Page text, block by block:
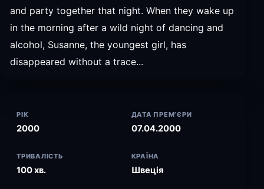
and party together that night. When they wake up
in the morning after a wild night of dancing and
alcohol, Susanne, the youngest girl, has
disappeared without a trace...
РІК
2000
ДАТА ПРЕМ’ЄРИ
07.04.2000
ТРИВАЛІСТЬ
100 хв.
КРАЇНА
Швеція